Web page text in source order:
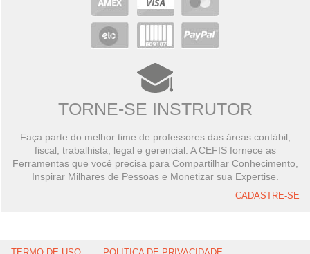
TORNE-SE INSTRUTOR
Faça parte do melhor time de professores das áreas contábil,
fiscal, trabalhista, legal e gerencial. A CEFIS fornece as
Ferramentas que você precisa para Compartilhar Conhecimento,
Inspirar Milhares de Pessoas e Monetizar sua Expertise.
CADASTRE-SE